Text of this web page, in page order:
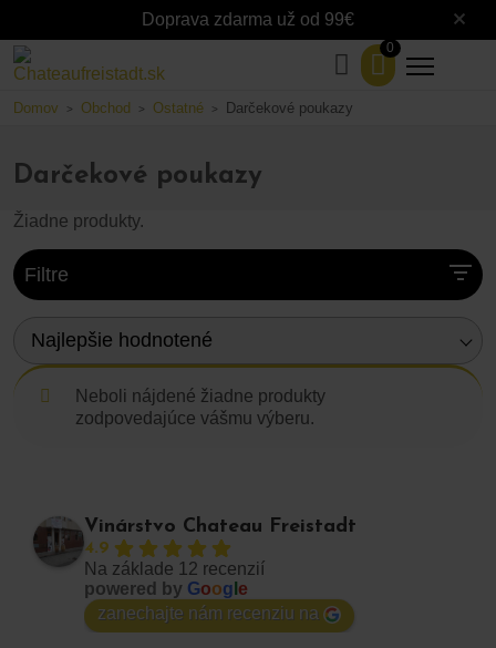
Doprava zdarma už od 99€
0
Domov > Obchod > Ostatné > Darčekové poukazy
Darčekové poukazy
Žiadne produkty.
Filtre
Najlepšie hodnotené
Neboli nájdené žiadne produkty
zodpovedajúce vášmu výberu.
Vinárstvo Chateau Freistadt
4.9
Na základe 12 recenzií
powered by Goog e
zanechajte nám recenziu na